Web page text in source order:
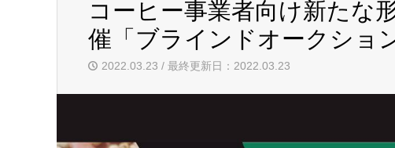
コーヒー事業者向け新たな
催「ブラインドオークショ
2022.03.23 / 最終更新日：2022.03.23